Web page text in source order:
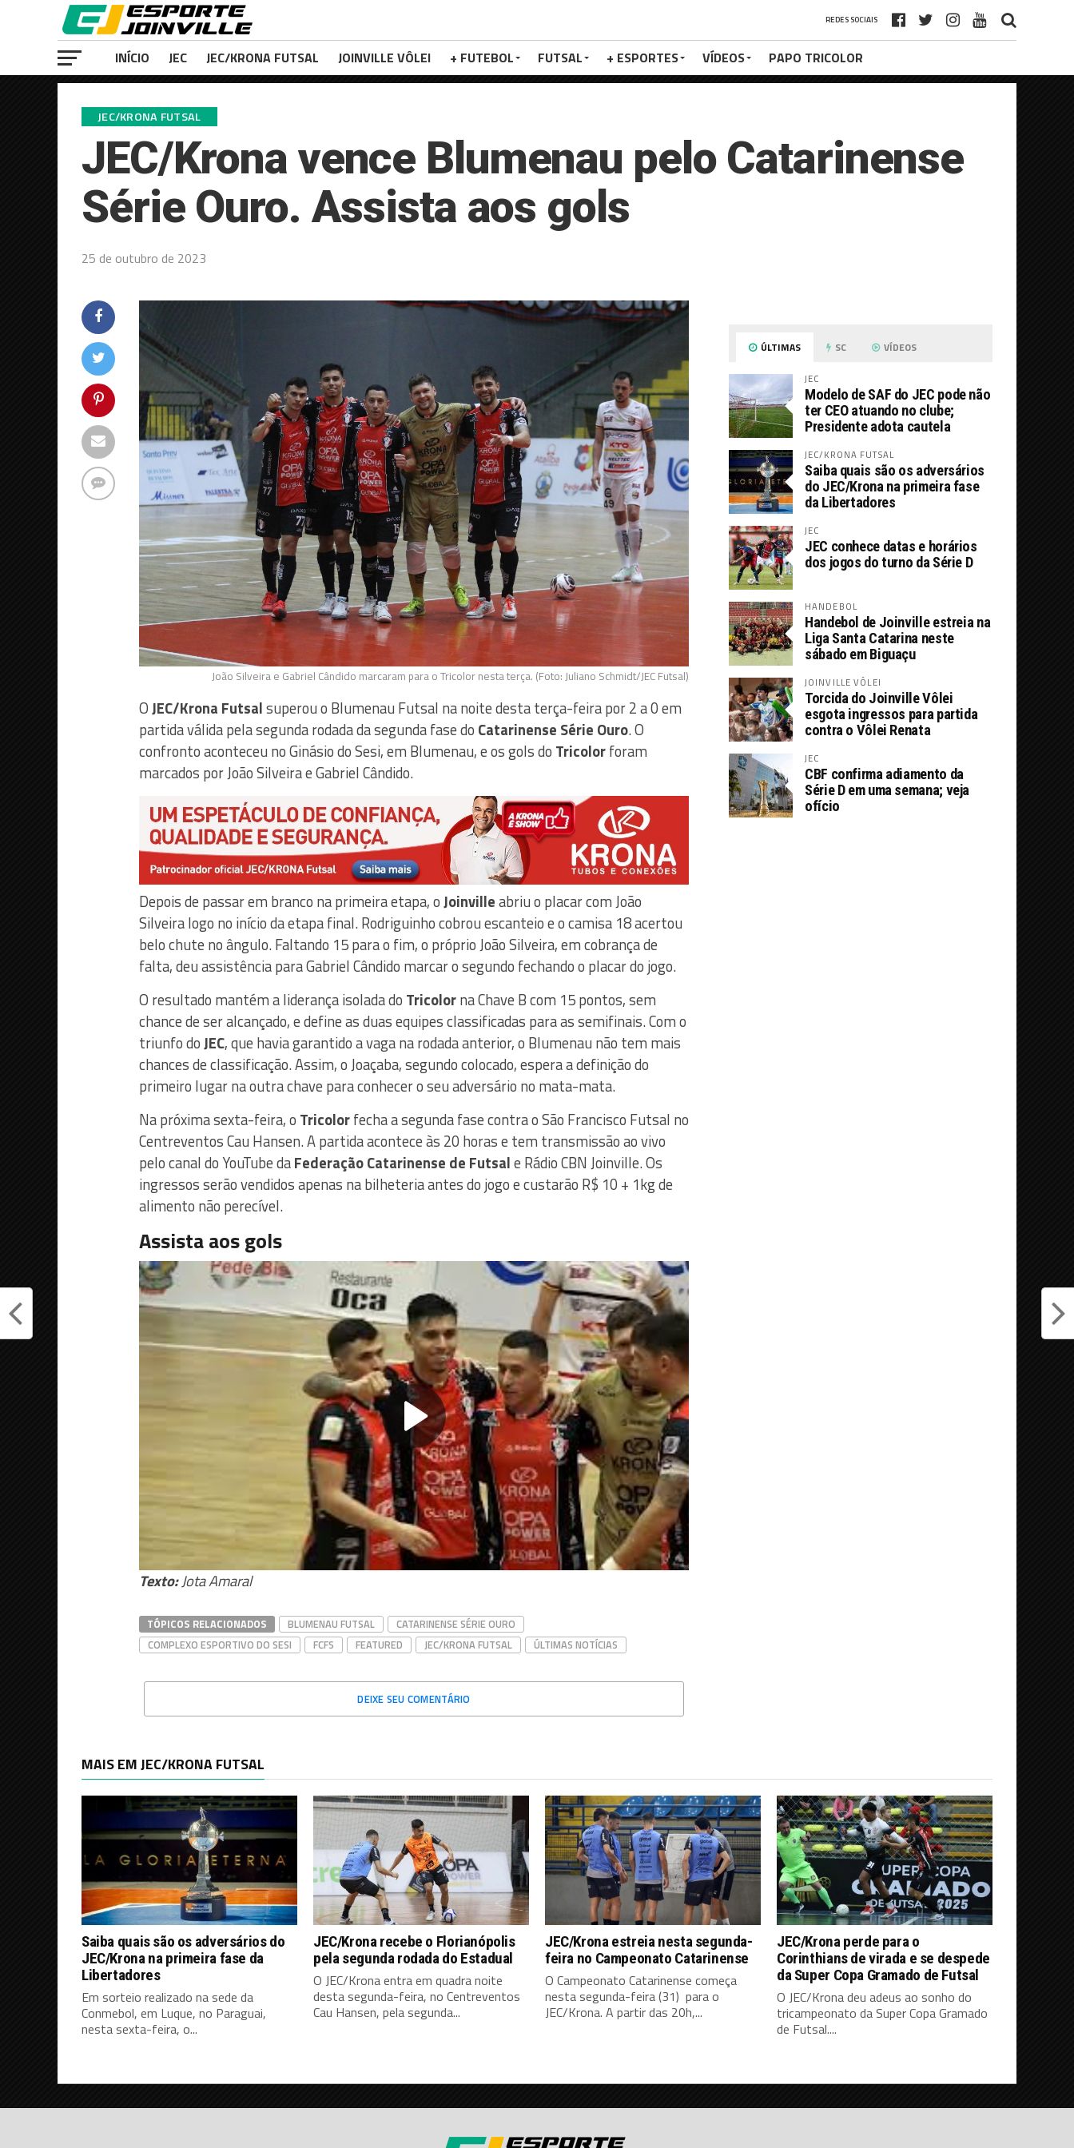
REDES SOCIAIS
INÍCIO JEC JEC/KRONA FUTSAL JOINVILLE VÔLEI + FUTEBOL FUTSAL + ESPORTES VÍDEOS PAPO TRICOLOR
JEC/KRONA FUTSAL
JEC/Krona vence Blumenau pelo Catarinense
Série Ouro. Assista aos gols
25 de outubro de 2023
João Silveira e Gabriel Cândido marcaram para o Tricolor nesta terça. (Foto: Juliano Schmidt/JEC Futsal)
OJEC/Krona Futsalsuperou o Blumenau Futsal na noite desta terça-feira por 2 a 0 em
partida válida pela segunda rodada da segunda fase do Catarinense Série Ouro. O
confronto aconteceu no Ginásio do Sesi, em Blumenau, e os gols do Tricolorforam
marcados por João Silveira e Gabriel Cândido.
Depois de passar em branco na primeira etapa, oJoinvilleabriu o placar com João
Silveira logo no início da etapa final. Rodriguinho cobrou escanteio e o camisa 18 acertou
belo chute no ângulo. Faltando 15 para o fim, o próprio João Silveira, em cobrança de
falta, deu assistência para Gabriel Cândido marcar o segundo fechando o placar do jogo.
O resultado mantém a liderança isolada do Tricolorna Chave B com 15 pontos, sem
chance de ser alcançado, e define as duas equipes classificadas para as semifinais. Com o
triunfo doJEC, que havia garantido a vaga na rodada anterior, o Blumenau não tem mais
chances de classificação. Assim, o Joaçaba, segundo colocado, espera a definição do
primeiro lugar na outra chave para conhecer o seu adversário no mata-mata.
Na próxima sexta-feira, o Tricolorfecha a segunda fase contra o São Francisco Futsal no
Centreventos Cau Hansen. A partida acontece às 20 horas e tem transmissão ao vivo
pelo canal do YouTube daFederação Catarinense de Futsale Rádio CBN Joinville. Os
ingressos serão vendidos apenas na bilheteria antes do jogo e custarão R$ 10 + 1kg de
alimento não perecível.
Assista aos gols
Texto:Jota Amaral
TÓPICOS RELACIONADOS BLUMENAU FUTSAL
CATARINENSE SÉRIE OURO
COMPLEXO ESPORTIVO DO SESI
FCFS FEATURED JEC/KRONA FUTSAL ÚLTIMAS NOTÍCIAS
DEIXE SEU COMENTÁRIO
ÚLTIMAS SC VÍDEOS
JEC
Modelo de SAF do JEC pode não
ter CEO atuando no clube;
Presidente adota cautela
JEC/KRONA FUTSAL
Saiba quais são os adversários
do JEC/Krona na primeira fase
da Libertadores
JEC
JEC conhece datas e horários
dos jogos do turno da Série D
HANDEBOL
Handebol de Joinville estreia na
Liga Santa Catarina neste
sábado em Biguaçu
JOINVILLE VÔLEI
Torcida do Joinville Vôlei
esgota ingressos para partida
contra o Vôlei Renata
JEC
CBF confirma adiamento da
Série D em uma semana; veja
ofício
MAIS EM JEC/KRONA FUTSAL
Saiba quais são os adversários do
JEC/Krona na primeira fase da
Libertadores
Em sorteio realizado na sede da
Conmebol, em Luque, no Paraguai,
nesta sexta-feira, o...
JEC/Krona recebe o Florianópolis
pela segunda rodada do Estadual
O JEC/Krona entra em quadra noite
desta segunda-feira, no Centreventos
Cau Hansen, pela segunda...
JEC/Krona estreia nesta segunda-
feira no Campeonato Catarinense
O Campeonato Catarinense começa
nesta segunda-feira (31) para o
JEC/Krona. A partir das 20h,...
JEC/Krona perde para o
Corinthians de virada e se despede
da Super Copa Gramado de Futsal
O JEC/Krona deu adeus ao sonho do
tricampeonato da Super Copa Gramado
de Futsal....